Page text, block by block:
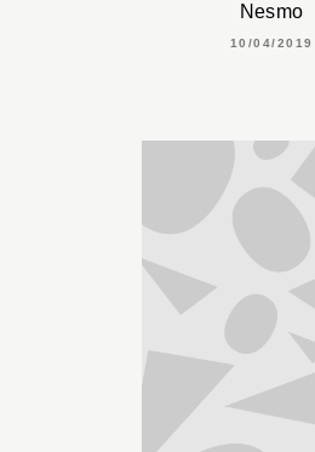
Nesmo
10/04/2019